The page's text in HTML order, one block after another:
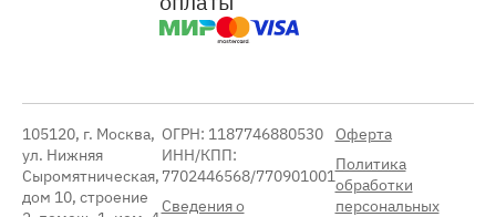
105120, г. Москва,
ул. Нижняя
Сыромятническая,
дом 10, строение
ОГРН: 1187746880530
ИНН/КПП:
7702446568/770901001
Сведения о
Оферта
Политика
обработки
персональных